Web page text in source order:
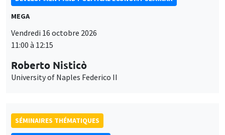
MEGA
Vendredi 16 octobre 2026
11:00 à 12:15
Roberto Nisticò
University of Naples Federico II
SÉMINAIRES THÉMATIQUES